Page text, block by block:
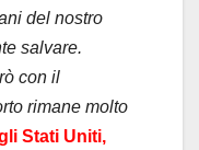
del nostro
salvare.
con il
rimane molto
Stati Uniti,